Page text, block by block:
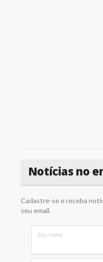
Notícias no
Cadastre-se e receba
seu email.
Seu nome